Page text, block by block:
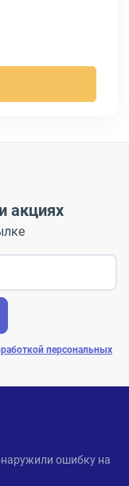
акциях
персональных
ошибку на